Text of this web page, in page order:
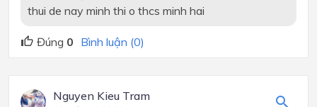
thui de nay minh thi o thcs minh hai
Đúng 0 Bình luận (0)
Nguyen Kieu Tram